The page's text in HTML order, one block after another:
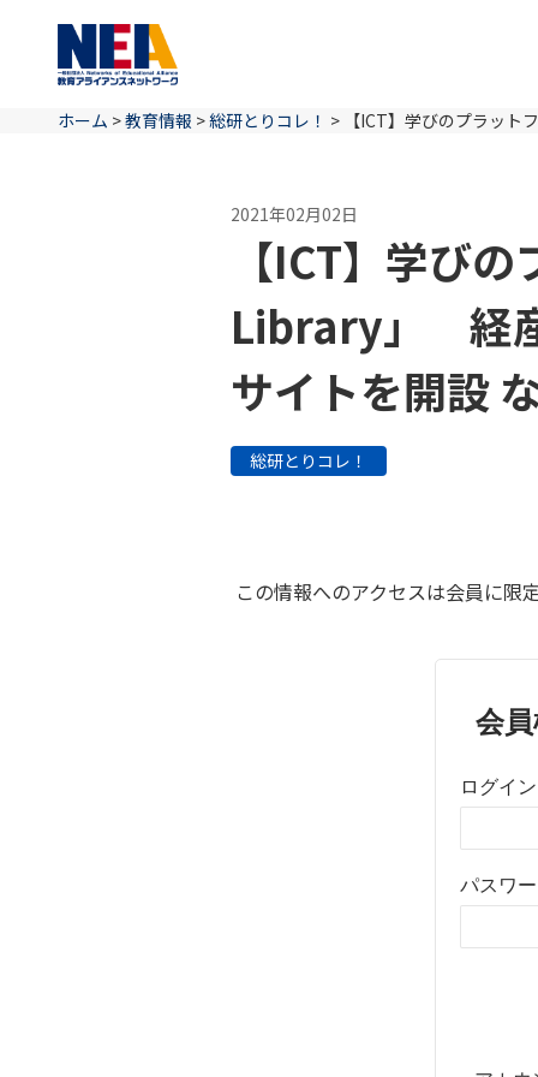
ホーム >教育情報 >総研とりコレ！ > 【ICT】学びのプラッ
2021年02月02日
【ICT】学び
Library」 経
サイトを開設
総研とりコレ！
この情報へのアクセスは会員に限
会
ログイ
パスワ